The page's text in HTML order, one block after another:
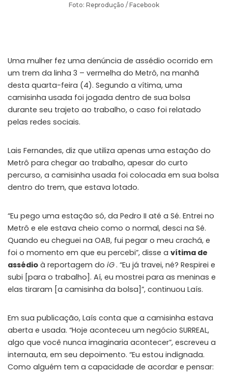
Foto: Reprodução / Facebook
Uma mulher fez uma denúncia de assédio ocorrido em
um trem da linha 3 – vermelha do Metrô, na manhã
desta quarta-feira (4). Segundo a vítima, uma
camisinha usada foi jogada dentro de sua bolsa
durante seu trajeto ao trabalho, o caso foi relatado
pelas redes sociais.
Lais Fernandes, diz que utiliza apenas uma estação do
Metrô para chegar ao trabalho, apesar do curto
percurso, a camisinha usada foi colocada em sua bolsa
dentro do trem, que estava lotado.
“Eu pego uma estação só, da Pedro II até a Sé. Entrei no
Metrô e ele estava cheio como o normal, desci na Sé.
Quando eu cheguei na OAB, fui pegar o meu crachá, e
foi o momento em que eu percebi”, disse a vítima de
assédio à reportagem do iG. “Eu já travei, né? Respirei e
subi [para o trabalho]. Aí, eu mostrei para as meninas e
elas tiraram [a camisinha da bolsa]”, continuou Laís.
Em sua publicação, Laís conta que a camisinha estava
aberta e usada. “Hoje aconteceu um negócio SURREAL,
algo que você nunca imaginaria acontecer”, escreveu a
internauta, em seu depoimento. “Eu estou indignada.
Como alguém tem a capacidade de acordar e pensar: